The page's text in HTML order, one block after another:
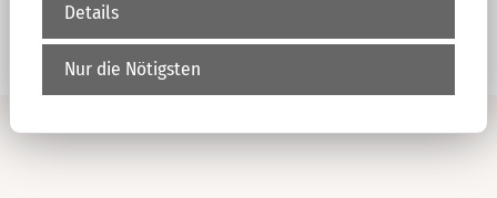
Details
Nur die Nötigsten